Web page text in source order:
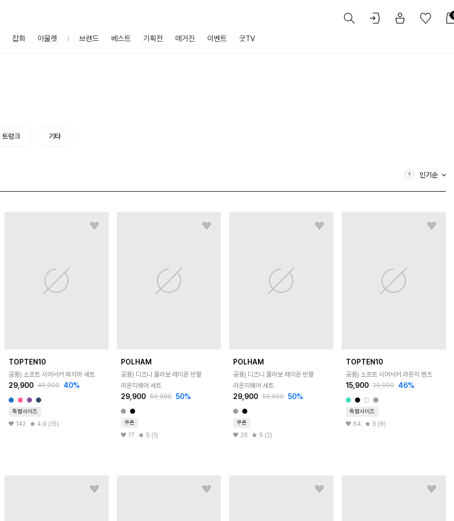
잡화 아울렛 브랜드 베스트 기획전 매거진 이벤트 굿TV
트렁크 기타
인기순
TOPTEN10
공용) 소프트 시어서커 파자마 세트
29,900 49,900 40%
특별사이즈
142 4.9 (15)
POLHAM
공용) 디즈니 콜라보 레이온 반팔
라운지웨어 세트
29,900 59,900 50%
쿠폰
17 5 (1)
POLHAM
공용) 디즈니 콜라보 레이온 반팔
라운지웨어 세트
29,900 59,900 50%
쿠폰
26 5 (2)
TOPTEN10
공용) 소프트 시어서커 라운지 팬츠
15,900 29,900 46%
특별사이즈
64 5 (8)